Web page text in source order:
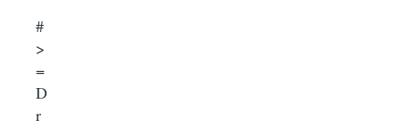
#
>
=
D
r